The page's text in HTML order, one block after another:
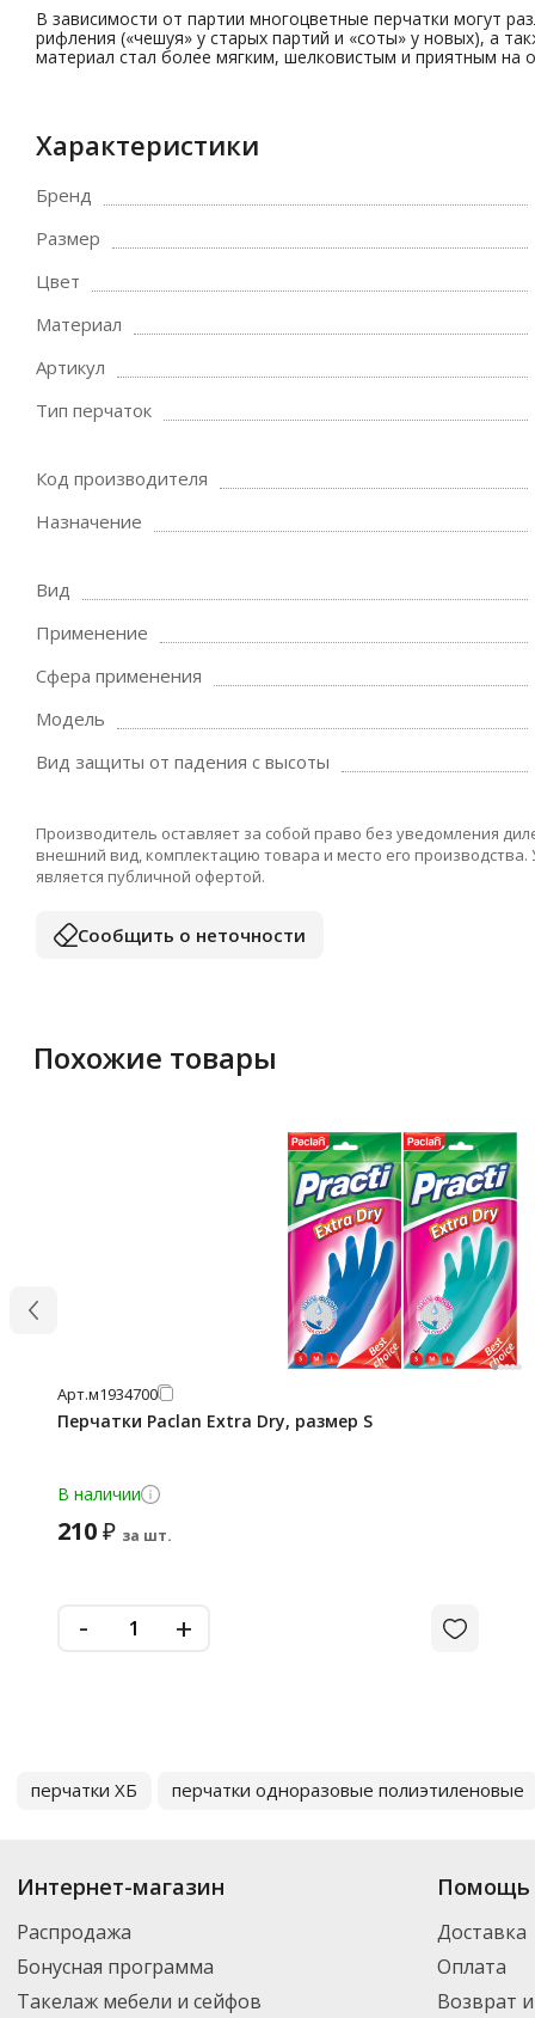
В зависимости от партии многоцветные перчатки могут
рифления («чешуя» у старых партий и «соты» у новых), а
материал стал более мягким, шелковистым и приятным на
Характеристики
Бренд
Размер
Цвет
Материал
Артикул
Тип перчаток
Код производителя
Назначение
Вид
Применение
Сфера применения
Модель
Вид защиты от падения с высоты
Производитель оставляет за собой право без уведомления
внешний вид, комплектацию товара и место его
является публичной офертой.
Сообщить о неточности
Похожие товары
Арт.м1934700
Перчатки Paclan Extra Dry, размер S
В наличии
210₽ за шт.
- +
перчатки ХБ перчатки одноразовые полиэтиленовые
Интернет-магазин
Распродажа
Бонусная программа
Такелаж мебели и сейфов
Помощь
Доставка
Оплата
Возврат